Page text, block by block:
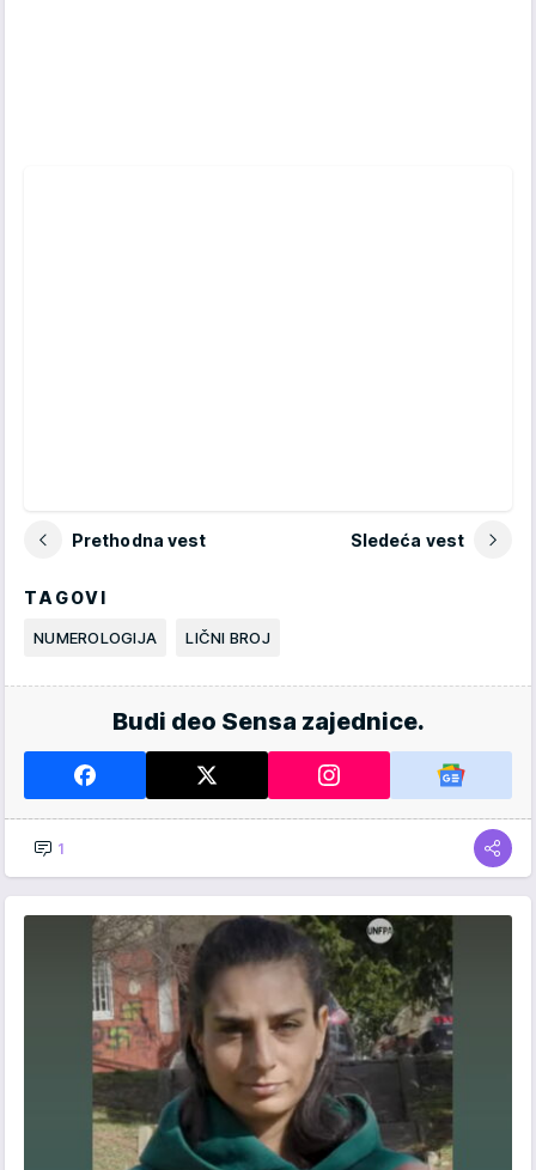
Prethodna vest Sledeća vest
TAGOVI
NUMEROLOGIJA LIČNI BROJ
Budi deo Sensa zajednice.
1